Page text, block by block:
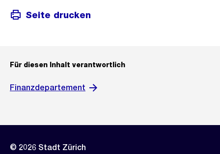
Seite drucken
Für diesen Inhalt verantwortlich
Finanzdepartement
© 2026 Stadt Zürich